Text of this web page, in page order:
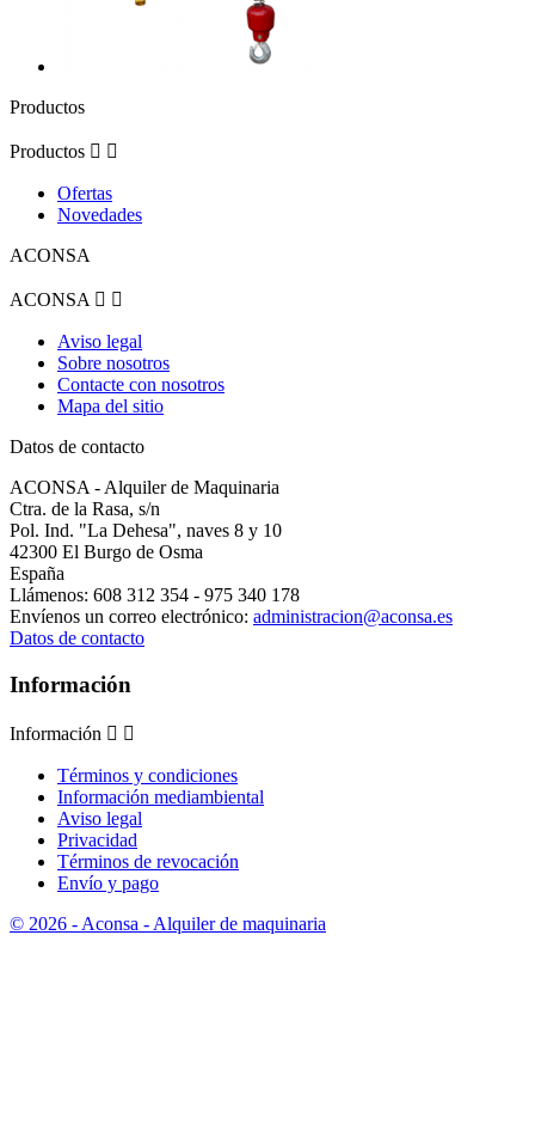
Productos
Productos  
Ofertas
Novedades
ACONSA
ACONSA  
Aviso legal
Sobre nosotros
Contacte con nosotros
Mapa del sitio
Datos de contacto
ACONSA - Alquiler de Maquinaria
Ctra. de la Rasa, s/n
Pol. Ind. "La Dehesa", naves 8 y 10
42300 El Burgo de Osma
España
Llámenos: 608 312 354 - 975 340 178
Envíenos un correo electrónico: administracion@aconsa.es
Datos de contacto
Información
Información  
Términos y condiciones
Información mediambiental
Aviso legal
Privacidad
Términos de revocación
Envío y pago
© 2026 - Aconsa - Alquiler de maquinaria